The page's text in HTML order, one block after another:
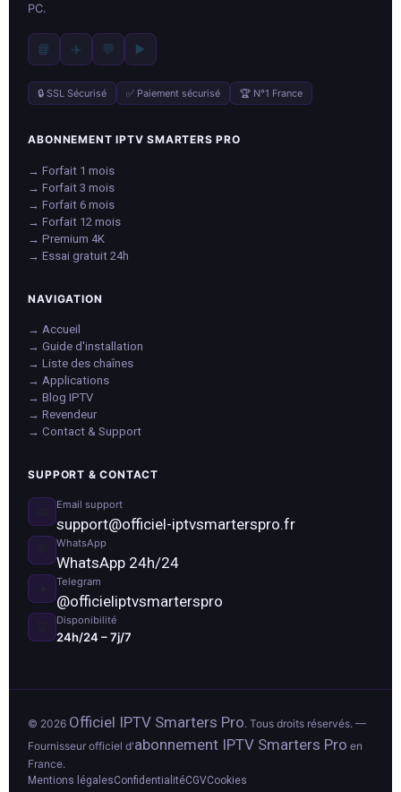
PC.
📘 ✈️ 💬 ▶️
🔒 SSL Sécurisé ✅ Paiement sécurisé 🏆 N°1 France
ABONNEMENT IPTV SMARTERS PRO
→ Forfait 1 mois
→ Forfait 3 mois
→ Forfait 6 mois
→ Forfait 12 mois
→ Premium 4K
→ Essai gratuit 24h
NAVIGATION
→ Accueil
→ Guide d'installation
→ Liste des chaînes
→ Applications
→ Blog IPTV
→ Revendeur
→ Contact & Support
SUPPORT & CONTACT
Email support
support@officiel-iptvsmarterspro.fr
WhatsApp
WhatsApp 24h/24
Telegram
@officieliptvsmarterspro
Disponibilité
24h/24 – 7j/7
© 2026 Officiel IPTV Smarters Pro. Tous droits réservés. —
Fournisseur officiel d'abonnement IPTV Smarters Pro en
France.
Mentions légalesConfidentialitéCGVCookies